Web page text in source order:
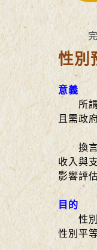
性別
意義
所
且需政
換言之
收入與
影響評
目的
性別預
性別平